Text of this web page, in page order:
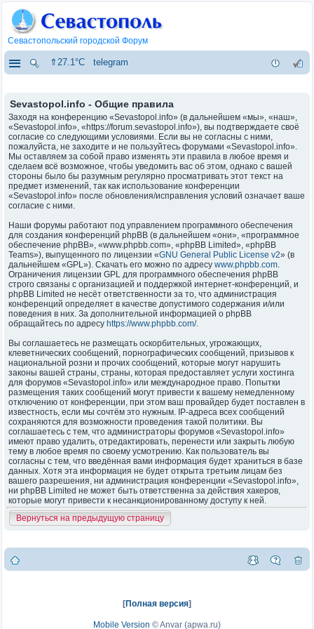
Севастопольский городской Форум
⇑27.1°C telegram
Sevastopol.info - Общие правила
Заходя на конференцию «Sevastopol.info» (в дальнейшем «мы», «наш»,
«Sevastopol.info», «https://forum.sevastopol.info»), вы подтверждаете своё
согласие со следующими условиями. Если вы не согласны с ними,
пожалуйста, не заходите и не пользуйтесь форумами «Sevastopol.info».
Мы оставляем за собой право изменять эти правила в любое время и
сделаем всё возможное, чтобы уведомить вас об этом, однако с вашей
стороны было бы разумным регулярно просматривать этот текст на
предмет изменений, так как использование конференции
«Sevastopol.info» после обновления/исправления условий означает ваше
согласие с ними.
Наши форумы работают под управлением программного обеспечения
для создания конференций phpBB (в дальнейшем «они», «программное
обеспечение phpBB», «www.phpbb.com», «phpBB Limited», «phpBB
Teams»), выпущенного по лицензии «GNU General Public License v2» (в
дальнейшем «GPL»). Скачать его можно по адресу www.phpbb.com.
Ограничения лицензии GPL для программного обеспечения phpBB
строго связаны с организацией и поддержкой интернет-конференций, и
phpBB Limited не несёт ответственности за то, что администрация
конференций определяет в качестве допустимого содержания и/или
поведения в них. За дополнительной информацией о phpBB
обращайтесь по адресу https://www.phpbb.com/.
Вы соглашаетесь не размещать оскорбительных, угрожающих,
клеветнических сообщений, порнографических сообщений, призывов к
национальной розни и прочих сообщений, которые могут нарушить
законы вашей страны, страны, которая предоставляет услуги хостинга
для форумов «Sevastopol.info» или международное право. Попытки
размещения таких сообщений могут привести к вашему немедленному
отключению от конференции, при этом ваш провайдер будет поставлен в
известность, если мы сочтём это нужным. IP-адреса всех сообщений
сохраняются для возможности проведения такой политики. Вы
соглашаетесь с тем, что администраторы форумов «Sevastopol.info»
имеют право удалить, отредактировать, перенести или закрыть любую
тему в любое время по своему усмотрению. Как пользователь вы
согласны с тем, что введённая вами информация будет храниться в базе
данных. Хотя эта информация не будет открыта третьим лицам без
вашего разрешения, ни администрация конференции «Sevastopol.info»,
ни phpBB Limited не может быть ответственна за действия хакеров,
которые могут привести к несанкционированному доступу к ней.
Вернуться на предыдущую страницу
[Полная версия]
Mobile Version ©Anvar (apwa.ru)